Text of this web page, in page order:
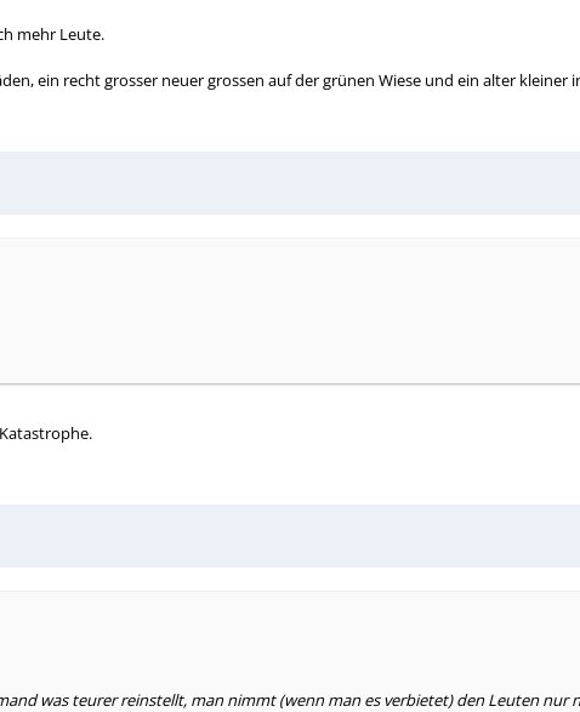
mehr Leute.
ein recht grosser neuer grossen auf der grünen Wiese und ein alter
was teurer reinstellt, man nimmt (wenn man es verbietet) den Leuten nur